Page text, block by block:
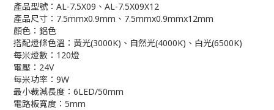
產品型號：AL-7.5X09、AL-7.5X09X12
產品尺寸：7.5mmx0.9mm、7.5mmx0.9mmx12mm
顏色：鋁色
搭配燈條色溫：黃光(3000K)、自然光(4000K)、白光(6500K)
每米燈數：120燈
電壓：24V
每米功率：9W
最小裁減長度：6LED/50mm
電路板寬度：5mm